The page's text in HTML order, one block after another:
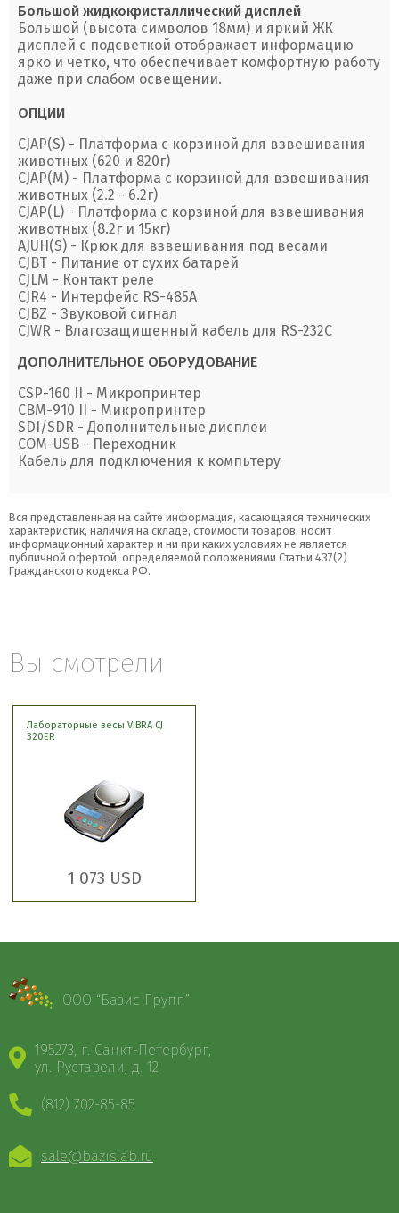
Большой жидкокристаллический дисплей
Большой (высота символов 18мм) и яркий ЖК
дисплей с подсветкой отображает информацию
ярко и четко, что обеспечивает комфортную работу
даже при слабом освещении.
ОПЦИИ
CJAP(S) - Платформа с корзиной для взвешивания
животных (620 и 820г)
CJAP(M) - Платформа с корзиной для взвешивания
животных (2.2 - 6.2г)
CJAP(L) - Платформа с корзиной для взвешивания
животных (8.2г и 15кг)
AJUH(S) - Крюк для взвешивания под весами
CJBT - Питание от сухих батарей
CJLM - Контакт реле
CJR4 - Интерфейс RS-485A
CJBZ - Звуковой сигнал
CJWR - Влагозащищенный кабель для RS-232C
ДОПОЛНИТЕЛЬНОЕ ОБОРУДОВАНИЕ
CSP-160 II - Микропринтер
CBM-910 II - Микропринтер
SDI/SDR - Дополнительные дисплеи
COM-USB - Переходник
Кабель для подключения к компьтеру
Вся представленная на сайте информация, касающаяся технических
характеристик, наличия на складе, стоимости товаров, носит
информационный характер и ни при каких условиях не является
публичной офертой, определяемой положениями Статьи 437(2)
Гражданского кодекса РФ.
Вы смотрели
Лабораторные весы ViBRA CJ
320ER
1 073 USD
ООО “Базис Групп”
195273, г. Санкт-Петербург,
ул. Руставели, д. 12
(812) 702-85-85
sale@bazislab.ru